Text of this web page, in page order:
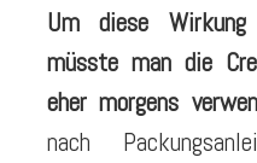
Um diese
müsste man die
eher morgens
nach